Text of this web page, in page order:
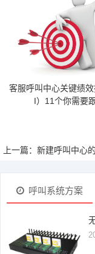
客服呼叫中心关键绩
I）11个你需要
上一篇：新建呼叫中心
呼叫系统方案